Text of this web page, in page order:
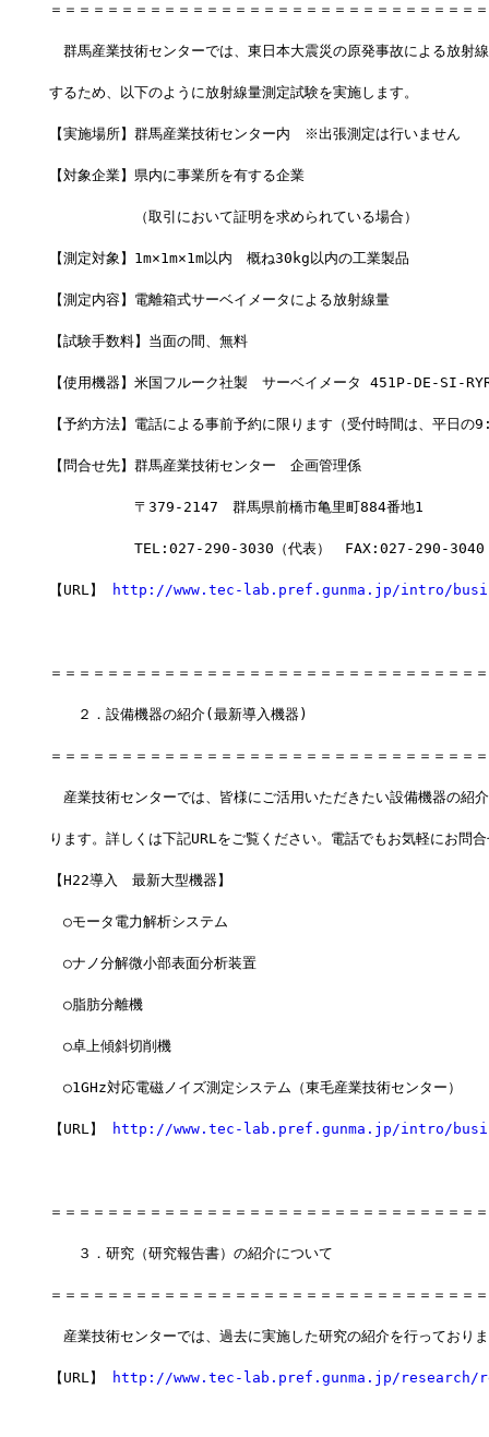
＝＝＝＝＝＝＝＝＝＝＝＝＝＝＝＝＝＝＝＝＝＝＝＝＝＝＝＝＝＝
群馬産業技術センターでは、東日本大震災の原発事故による放射
するため、以下のように放射線量測定試験を実施します。
【実施場所】群馬産業技術センター内　※出張測定は行いません
【対象企業】県内に事業所を有する企業
（取引において証明を求められている場合）
【測定対象】1m×1m×1m以内　概ね30kg以内の工業製品
【測定内容】電離箱式サーベイメータによる放射線量
【試験手数料】当面の間、無料
【使用機器】米国フルーク社製　サーベイメータ 451P-DE-SI-
【予約方法】電話による事前予約に限ります（受付時間は、平日
【問合せ先】群馬産業技術センター　企画管理係
〒379-2147　群馬県前橋市亀里町884番地1
TEL:027-290-3030（代表）　FAX:027-290-3040
【URL】 http://www.tec-lab.pref.gunma.jp/intro/
＝＝＝＝＝＝＝＝＝＝＝＝＝＝＝＝＝＝＝＝＝＝＝＝＝＝＝＝＝＝
２．設備機器の紹介(最新導入機器)
＝＝＝＝＝＝＝＝＝＝＝＝＝＝＝＝＝＝＝＝＝＝＝＝＝＝＝＝＝＝
産業技術センターでは、皆様にご活用いただきたい設備機器の紹
ります。詳しくは下記URLをご覧ください。電話でもお気軽にお問
【H22導入　最新大型機器】
○モータ電力解析システム
○ナノ分解微小部表面分析装置
○脂肪分離機
○卓上傾斜切削機
○1GHz対応電磁ノイズ測定システム（東毛産業技術センター）
【URL】 http://www.tec-lab.pref.gunma.jp/intro/
＝＝＝＝＝＝＝＝＝＝＝＝＝＝＝＝＝＝＝＝＝＝＝＝＝＝＝＝＝＝
３．研究（研究報告書）の紹介について
＝＝＝＝＝＝＝＝＝＝＝＝＝＝＝＝＝＝＝＝＝＝＝＝＝＝＝＝＝＝
産業技術センターでは、過去に実施した研究の紹介を行っており
【URL】 http://www.tec-lab.pref.gunma.jp/research/